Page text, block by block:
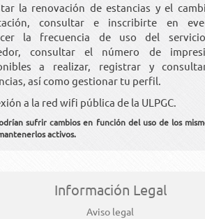
la renovación de estancias y el
consultar e inscribirte en
la frecuencia de uso del
consultar el número de
a realizar, registrar y
así como gestionar tu perfil.
a la red wifi pública de la ULPGC.
sufrir cambios en función del uso de los
activos.
Información Legal
Aviso legal